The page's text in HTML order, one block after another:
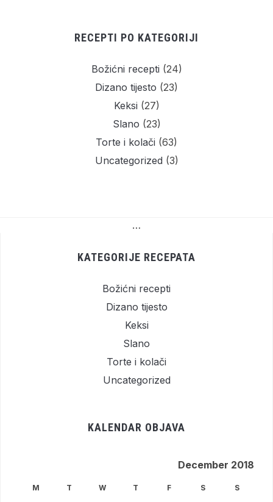
RECEPTI PO KATEGORIJI
Božićni recepti (24)
Dizano tijesto (23)
Keksi (27)
Slano (23)
Torte i kolači (63)
Uncategorized (3)
…
KATEGORIJE RECEPATA
Božićni recepti
Dizano tijesto
Keksi
Slano
Torte i kolači
Uncategorized
KALENDAR OBJAVA
December 2018
M T W T F S S